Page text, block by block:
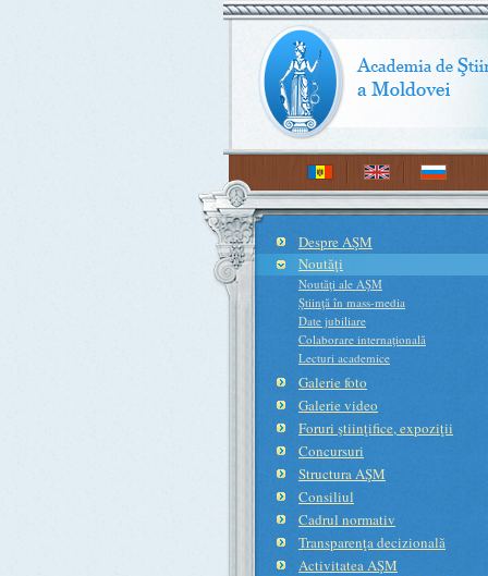
Despre AŞM
Noutăţi
Noutăţi ale AŞM
Ştiinţă în mass-media
Date jubiliare
Colaborare internaţională
Lecturi academice
Galerie foto
Galerie video
Foruri ştiinţifice, expoziţii
Concursuri
Structura AŞM
Consiliul
Cadrul normativ
Transparenţa decizională
Activitatea AŞM